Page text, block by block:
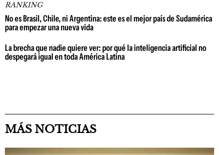
RANKING
No es Brasil, Chile, ni Argentina: este es el mejor país de Sudamérica
para empezar una nueva vida
La brecha que nadie quiere ver: por qué la inteligencia artificial no
despegará igual en toda América Latina
MÁS NOTICIAS